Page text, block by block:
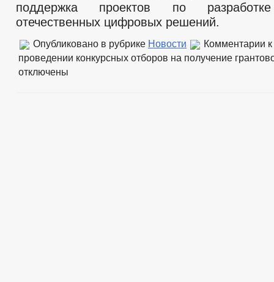
поддержка проектов по
отечественных цифровых решений.
Опубликовано в рубрике Новости Комментарии
проведении конкурсных отборов на получение
отключены